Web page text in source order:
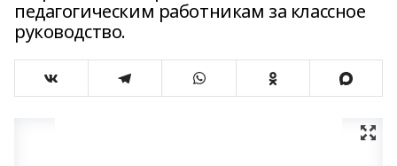
педагогическим работникам за классное
руководство.